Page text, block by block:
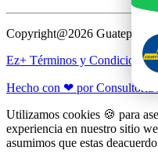
Copyright@2026
Ez+ Términos y Condiciones
Hecho con ❤ por Consultoría
Utilizamos cookies 🍪 para
experiencia en nuestro sitio
asumimos que estas